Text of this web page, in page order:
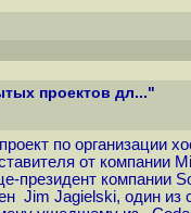
проектов дл..."
по организации
от компании
президент компании
Jim Jagielski, один